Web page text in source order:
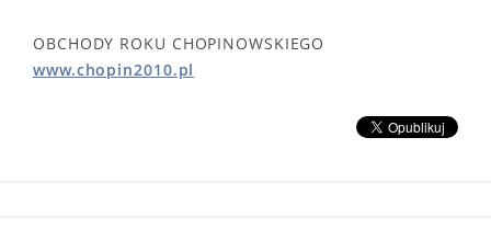
OBCHODY ROKU CHOPINOWSKIEGO
www.chopin2010.pl